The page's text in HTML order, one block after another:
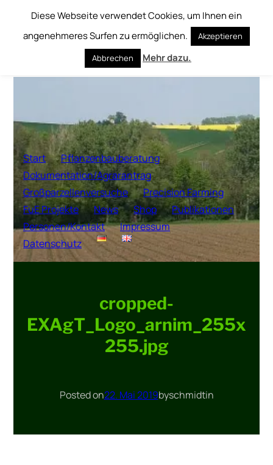
Zum
Inhalt
Start
Pflanzenbauberatung
Dokumentation/Agrarantrag
Großparzellenversuche
Precision Farming
FuE Projekte
News Shop
Publikationen
Personen/Kontakt
Impressum
Datenschutz
cropped-
EXAgT_Logo_arnim_255x
255.jpg
Posted on22. Mai 2019byschmidtin
Diese Webseite verwendet Cookies, um Ihnen ein
angenehmeres Surfen zu ermöglichen.
Akzeptieren
Abbrechen
Mehr dazu.